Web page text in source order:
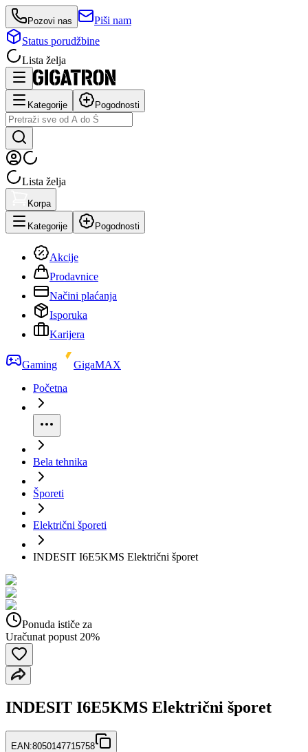
Pozovi nas
Piši nam
Status porudžbine
Lista želja
Kategorije Pogodnosti
Lista želja
Korpa
Kategorije Pogodnosti
Akcije
Prodavnice
Načini plaćanja
Isporuka
Karijera
Gaming
GigaMAX
Početna
Bela tehnika
Šporeti
Električni šporeti
INDESIT I6E5KMS Električni šporet
Ponuda ističe za
Uračunat popust 20%
INDESIT I6E5KMS Električni šporet
EAN:8050147715758